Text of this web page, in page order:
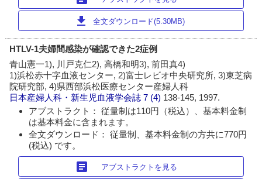
download 全文ダウンロード(5.30MB)
HTLV-1夫婦間感染が確認できた2症例
青山憲一1), 川戸克仁2), 高橋和明3), 前田真4)
1)浜松赤十字血液センター, 2)富士レビオ中央研究所, 3)東芝病
院研究部, 4)県西部浜松医療センター産婦人科
日本産婦人科・新生児血液学会誌 7 (4) 138-145, 1997.
アブストラクト： 従量制は110円（税込）、基本料金制
は基本料金に含まれます。
全文ダウンロード： 従量制、基本料金制の方共に770円
(税込) です。
article アブストラクトを見る